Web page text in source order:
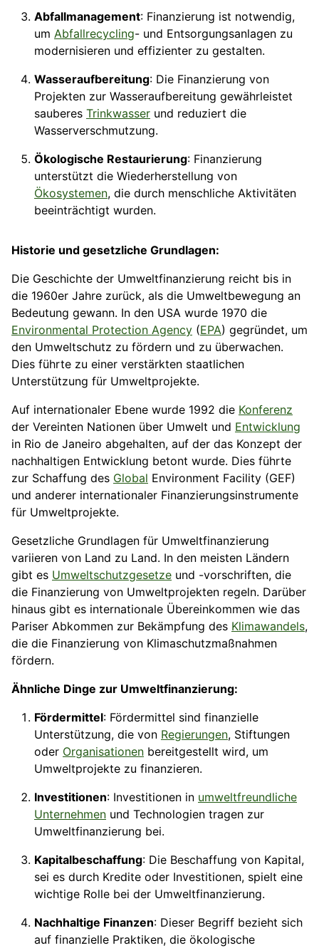
Abfallmanagement: Finanzierung ist notwendig,
um Abfallrecycling- und Entsorgungsanlagen zu
modernisieren und effizienter zu gestalten.
Wasseraufbereitung: Die Finanzierung von
Projekten zur Wasseraufbereitung gewährleistet
sauberes Trinkwasser und reduziert die
Wasserverschmutzung.
Ökologische Restaurierung: Finanzierung
unterstützt die Wiederherstellung von
Ökosystemen, die durch menschliche Aktivitäten
beeinträchtigt wurden.
Historie und gesetzliche Grundlagen:
Die Geschichte der Umweltfinanzierung reicht bis in
die 1960er Jahre zurück, als die Umweltbewegung an
Bedeutung gewann. In den USA wurde 1970 die
Environmental Protection Agency (EPA) gegründet, um
den Umweltschutz zu fördern und zu überwachen.
Dies führte zu einer verstärkten staatlichen
Unterstützung für Umweltprojekte.
Auf internationaler Ebene wurde 1992 die Konferenz
der Vereinten Nationen über Umwelt und Entwicklung
in Rio de Janeiro abgehalten, auf der das Konzept der
nachhaltigen Entwicklung betont wurde. Dies führte
zur Schaffung des Global Environment Facility (GEF)
und anderer internationaler Finanzierungsinstrumente
für Umweltprojekte.
Gesetzliche Grundlagen für Umweltfinanzierung
variieren von Land zu Land. In den meisten Ländern
gibt es Umweltschutzgesetze und -vorschriften, die
die Finanzierung von Umweltprojekten regeln. Darüber
hinaus gibt es internationale Übereinkommen wie das
Pariser Abkommen zur Bekämpfung des Klimawandels,
die die Finanzierung von Klimaschutzmaßnahmen
fördern.
Ähnliche Dinge zur Umweltfinanzierung:
Fördermittel: Fördermittel sind finanzielle
Unterstützung, die von Regierungen, Stiftungen
oder Organisationen bereitgestellt wird, um
Umweltprojekte zu finanzieren.
Investitionen: Investitionen in umweltfreundliche
Unternehmen und Technologien tragen zur
Umweltfinanzierung bei.
Kapitalbeschaffung: Die Beschaffung von Kapital,
sei es durch Kredite oder Investitionen, spielt eine
wichtige Rolle bei der Umweltfinanzierung.
Nachhaltige Finanzen: Dieser Begriff bezieht sich
auf finanzielle Praktiken, die ökologische